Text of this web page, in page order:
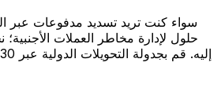
سواء كنت تريد تسديد مدفوعات عبر
حلول لإدارة مخاطر العملات